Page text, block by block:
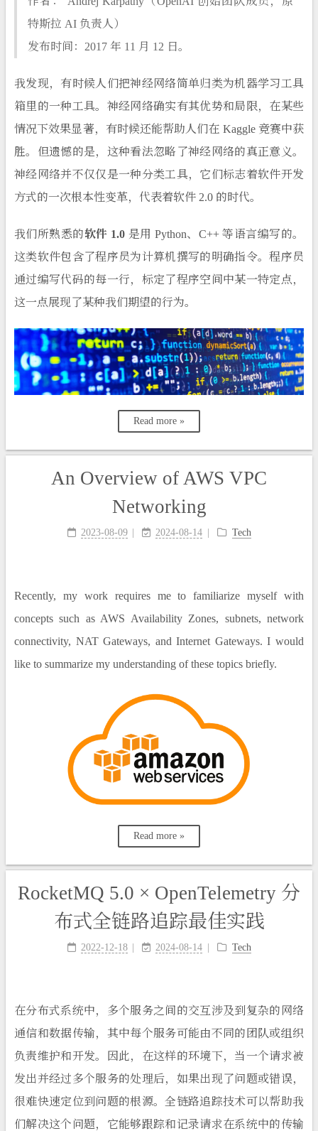
特斯拉 AI 负责人）
发布时间：2017 年 11 月 12 日。
我发现，有时候人们把神经网络简单归类为机器学习工具
箱里的一种工具。神经网络确实有其优势和局限，在某些
情况下效果显著，有时候还能帮助人们在 Kaggle 竞赛中获
胜。但遗憾的是，这种看法忽略了神经网络的真正意义。
神经网络并不仅仅是一种分类工具，它们标志着软件开发
方式的一次根本性变革，代表着软件 2.0 的时代。
我们所熟悉的软件 1.0 是用 Python、C++ 等语言编写的。
这类软件包含了程序员为计算机撰写的明确指令。程序员
通过编写代码的每一行，标定了程序空间中某一特定点，
这一点展现了某种我们期望的行为。
Read more »
An Overview of AWS VPC
Networking
2023-08-09 2024-08-14 Tech
Recently, my work requires me to familiarize myself with
concepts such as AWS Availability Zones, subnets, network
connectivity, NAT Gateways, and Internet Gateways. I would
like to summarize my understanding of these topics briefly.
Read more »
RocketMQ 5.0 × OpenTelemetry 分
布式全链路追踪最佳实践
2022-12-18 2024-08-14 Tech
在分布式系统中，多个服务之间的交互涉及到复杂的网络
通信和数据传输，其中每个服务可能由不同的团队或组织
负责维护和开发。因此，在这样的环境下，当一个请求被
发出并经过多个服务的处理后，如果出现了问题或错误，
很难快速定位到问题的根源。全链路追踪技术可以帮助我
们解决这个问题，它能够跟踪和记录请求在系统中的传输